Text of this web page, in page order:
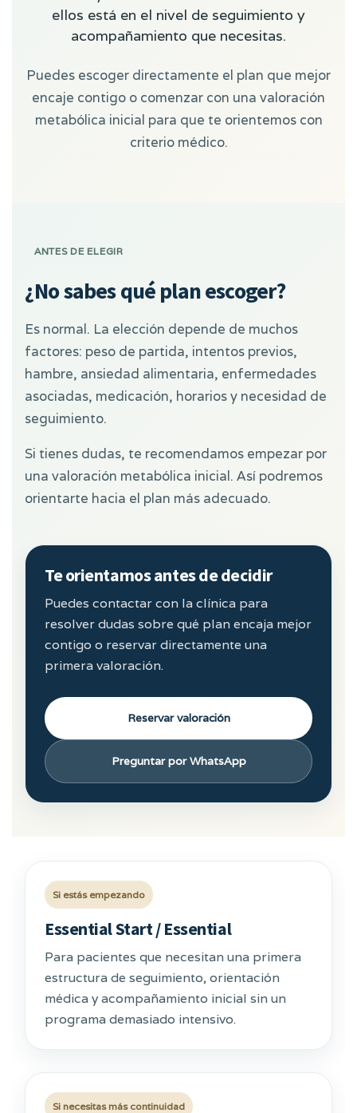
ellos está en el nivel de seguimiento y
acompañamiento que necesitas.
Puedes escoger directamente el plan que mejor
encaje contigo o comenzar con una valoración
metabólica inicial para que te orientemos con
criterio médico.
ANTES DE ELEGIR
¿No sabes qué plan escoger?
Es normal. La elección depende de muchos
factores: peso de partida, intentos previos,
hambre, ansiedad alimentaria, enfermedades
asociadas, medicación, horarios y necesidad de
seguimiento.
Si tienes dudas, te recomendamos empezar por
una valoración metabólica inicial. Así podremos
orientarte hacia el plan más adecuado.
Te orientamos antes de decidir
Puedes contactar con la clínica para
resolver dudas sobre qué plan encaja mejor
contigo o reservar directamente una
primera valoración.
Reservar valoración
Preguntar por WhatsApp
Si estás empezando
Essential Start / Essential
Para pacientes que necesitan una primera
estructura de seguimiento, orientación
médica y acompañamiento inicial sin un
programa demasiado intensivo.
Si necesitas más continuidad